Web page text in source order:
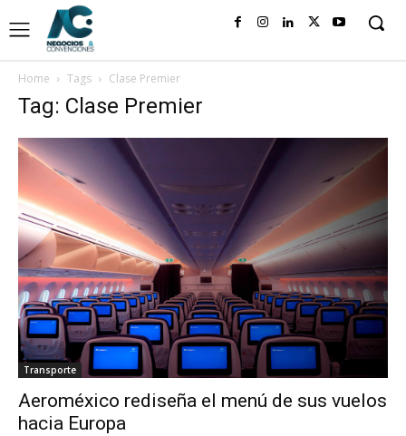
Home Tags Clase Premier
Tag: Clase Premier
Transporte
Aeroméxico rediseña el menú de sus vuelos
hacia Europa